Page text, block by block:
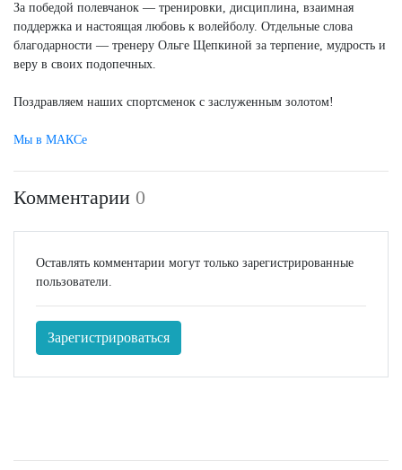
За победой полевчанок — тренировки, дисциплина, взаимная
поддержка и настоящая любовь к волейболу. Отдельные слова
благодарности — тренеру Ольге Щепкиной за терпение, мудрость и
веру в своих подопечных.
Поздравляем наших спортсменок с заслуженным золотом!
Мы в МАКСе
Комментарии 0
Оставлять комментарии могут только зарегистрированные
пользователи.
Зарегистрироваться